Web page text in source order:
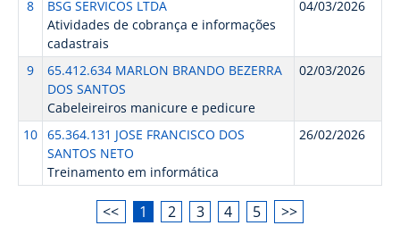
8
BSG SERVICOS LTDA
Atividades de cobrança e informações
cadastrais
04/03/2026
9
65.412.634 MARLON BRANDO BEZERRA
DOS SANTOS
Cabeleireiros manicure e pedicure
02/03/2026
10 65.364.131 JOSE FRANCISCO DOS
SANTOS NETO
Treinamento em informática
26/02/2026
<< 1 2 3 4 5 >>